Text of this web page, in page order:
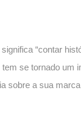
“contar
se tornado
sobre a sua